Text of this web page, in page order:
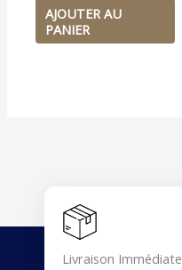
AJOUTER AU
PANIER
Livraison Immédiate